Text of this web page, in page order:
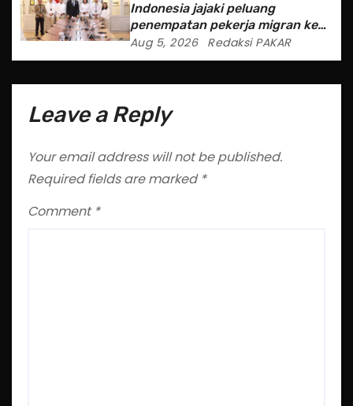
Indonesia jajaki peluang
penempatan pekerja migran ke
Slowakia
Aug 5, 2026 Redaksi PAKAR
Leave a Reply
Your email address will not be published.
Required fields are marked *
Comment *